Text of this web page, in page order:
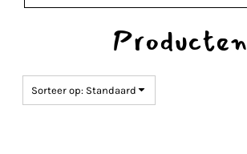
Producten
Sorteer op: Standaard